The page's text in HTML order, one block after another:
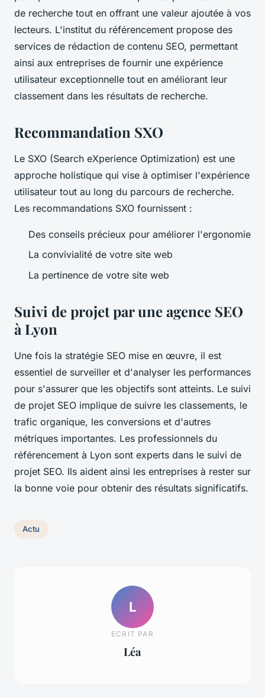
de recherche tout en offrant une valeur ajoutée à vos
lecteurs. L'institut du référencement propose des
services de rédaction de contenu SEO, permettant
ainsi aux entreprises de fournir une expérience
utilisateur exceptionnelle tout en améliorant leur
classement dans les résultats de recherche.
Recommandation SXO
Le SXO (Search eXperience Optimization) est une
approche holistique qui vise à optimiser l'expérience
utilisateur tout au long du parcours de recherche.
Les recommandations SXO fournissent :
Des conseils précieux pour améliorer l'ergonomie
La convivialité de votre site web
La pertinence de votre site web
Suivi de projet par une agence SEO
à Lyon
Une fois la stratégie SEO mise en œuvre, il est
essentiel de surveiller et d'analyser les performances
pour s'assurer que les objectifs sont atteints. Le suivi
de projet SEO implique de suivre les classements, le
trafic organique, les conversions et d'autres
métriques importantes. Les professionnels du
référencement à Lyon sont experts dans le suivi de
projet SEO. Ils aident ainsi les entreprises à rester sur
la bonne voie pour obtenir des résultats significatifs.
Actu
L
ECRIT PAR
Léa